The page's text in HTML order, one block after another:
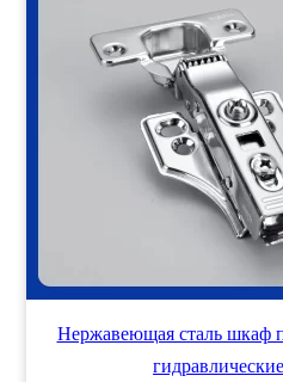
Нержавеющая сталь шкаф